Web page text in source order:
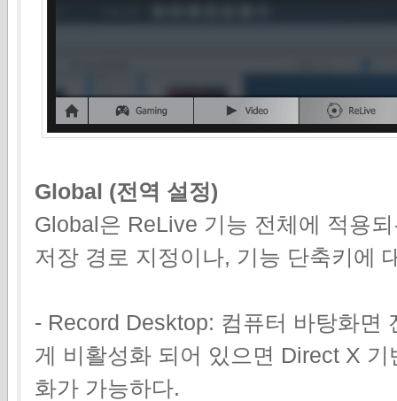
Global (전역 설정)
Global은 ReLive 기능 전체에 적용
저장 경로 지정이나, 기능 단축키에
- Record Desktop: 컴퓨터 바탕화면
게 비활성화 되어 있으면 Direct X
화가 가능하다.